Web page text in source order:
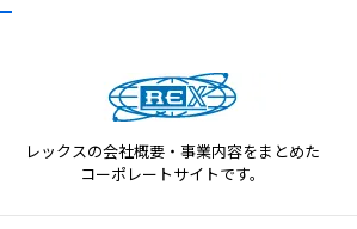
レックスの会社概要・事業内容をまとめた
コーポレートサイトです。